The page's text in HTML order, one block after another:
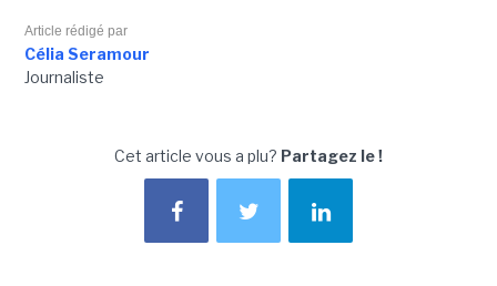
Article rédigé par
Célia Seramour
Journaliste
Cet article vous a plu? Partagez le !